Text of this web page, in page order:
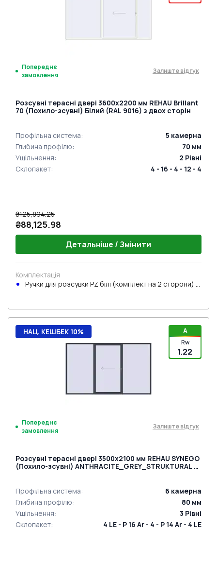
Попереднє
замовлення
Залиште відгук
Розсувні терасні двері 3600x2200 мм REHAU Brillant
70 (Похило-зсувні) Білий (RAL 9016) з двох сторін
Профільна система: 5 камерна
Глибина профілю: 70 мм
Ущільнення: 2 Рівні
Склопакет: 4 - 16 - 4 - 12 - 4
₴125,894.25
₴88,125.98
Детальніше / Змінити
Комплектація
Ручки для розсувки PZ білі (комплект на 2 сторони) з
A
Rw
1.22
НАЦ. КЕШБЕК 10%
Попереднє
замовлення
Залиште відгук
Розсувні терасні двері 3500x2100 мм REHAU SYNEGO
(Похило-зсувні) ANTHRACITE_GREY_STRUKTURAL з
Профільна система: 6 камерна
Глибина профілю: 80 мм
Ущільнення: 3 Рівні
Склопакет: 4 LE - P 16 Ar - 4 - P 14 Ar - 4 LE